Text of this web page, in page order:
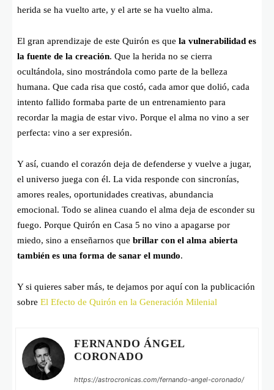
herida se ha vuelto arte, y el arte se ha vuelto alma.
El gran aprendizaje de este Quirón es que la vulnerabilidad es
la fuente de la creación. Que la herida no se cierra
ocultándola, sino mostrándola como parte de la belleza
humana. Que cada risa que costó, cada amor que dolió, cada
intento fallido formaba parte de un entrenamiento para
recordar la magia de estar vivo. Porque el alma no vino a ser
perfecta: vino a ser expresión.
Y así, cuando el corazón deja de defenderse y vuelve a jugar,
el universo juega con él. La vida responde con sincronías,
amores reales, oportunidades creativas, abundancia
emocional. Todo se alinea cuando el alma deja de esconder su
fuego. Porque Quirón en Casa 5 no vino a apagarse por
miedo, sino a enseñarnos que brillar con el alma abierta
también es una forma de sanar el mundo.
Y si quieres saber más, te dejamos por aquí con la publicación
sobre El Efecto de Quirón en la Generación Milenial
FERNANDO ÁNGEL
CORONADO
https://astrocronicas.com/fernando-angel-coronado/